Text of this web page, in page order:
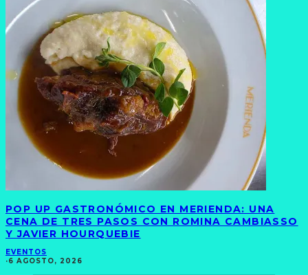
POP UP GASTRONÓMICO EN MERIENDA: UNA
CENA DE TRES PASOS CON ROMINA CAMBIASSO
Y JAVIER HOURQUEBIE
EVENTOS
·6 AGOSTO, 2026